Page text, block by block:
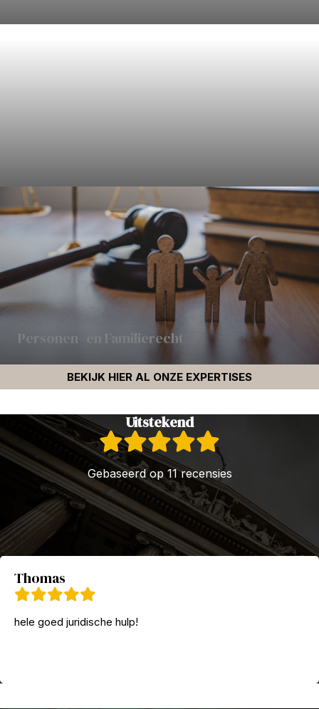
Personen- en Familierecht
BEKIJK HIER AL ONZE EXPERTISES
Uitstekend
Gebaseerd op 11 recensies
Thomas
hele goed juridische hulp!